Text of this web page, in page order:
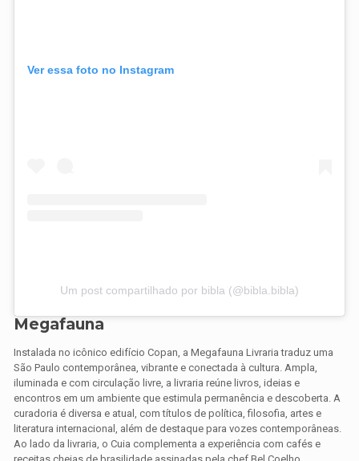
Ver essa foto no Instagram
Um post compartilhado por bibla (@bibla.bibla)
Megafauna
Instalada no icônico edifício Copan, a Megafauna Livraria traduz uma
São Paulo contemporânea, vibrante e conectada à cultura. Ampla,
iluminada e com circulação livre, a livraria reúne livros, ideias e
encontros em um ambiente que estimula permanência e descoberta. A
curadoria é diversa e atual, com títulos de política, filosofia, artes e
literatura internacional, além de destaque para vozes contemporâneas.
Ao lado da livraria, o Cuia complementa a experiência com cafés e